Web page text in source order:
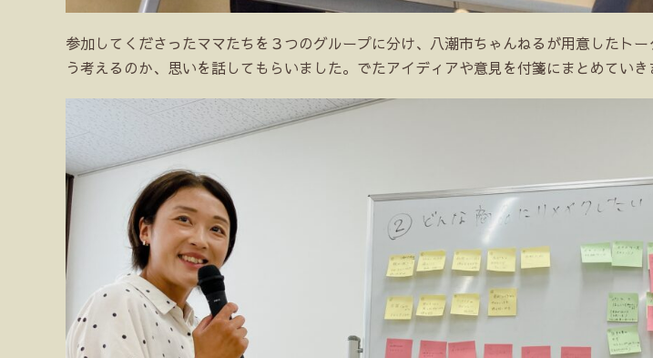
参加してくださったママたちを３つのグループに分け、八潮市ちゃんねるが用意したト
う考えるのか、思いを話してもらいました。でたアイディアや意見を付箋にまとめていき